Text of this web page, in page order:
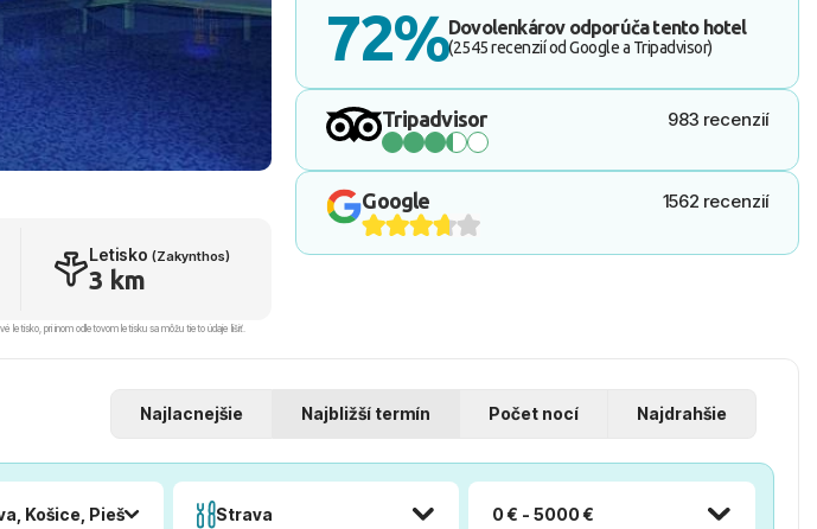
72%Dovolenkárov odporúča tento hotel
(2545 recenzií od Google a Tripadvisor)
Tripadvisor 983 recenzií
Google 1562 recenzií
Letisko(Zakynthos)
3 km
letisko, pri inom odletovom letisku sa môžu tieto údaje líšiť.
Najlacnejšie Najbližší termín Počet nocí Najdrahšie
Košice, Piešťany, PopradStrava 0 € - 5000 €